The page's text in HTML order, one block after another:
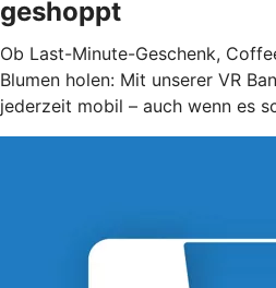
geshoppt
Ob Last-Minute-Geschenk,
Blumen holen: Mit unserer VR
jederzeit mobil – auch wenn es